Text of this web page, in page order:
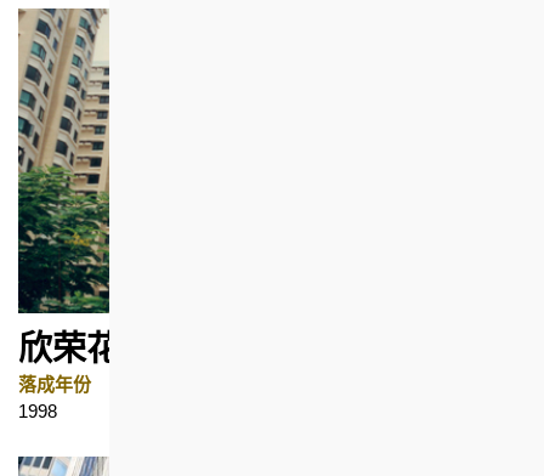
欣荣花园
落成年份
1998